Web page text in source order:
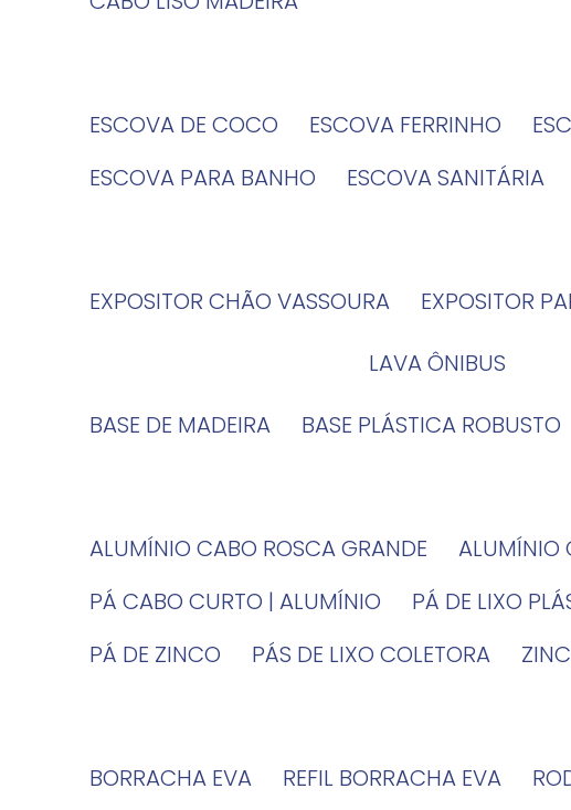
ESCOVA DE COCO
ESCOVA FERRINHO
ESCOVA PARA BANHO
ESCOVA SANITÁRIA
EXPOSITOR CHÃO VASSOURA
EXPOSITOR
LAVA ÔNIBUS
BASE DE MADEIRA
BASE PLÁSTICA ROBUSTO
ALUMÍNIO CABO ROSCA GRANDE
PÁ CABO CURTO | ALUMÍNIO
PÁ DE LIXO
PÁ DE ZINCO
PÁS DE LIXO COLETORA
BORRACHA EVA
REFIL BORRACHA EVA